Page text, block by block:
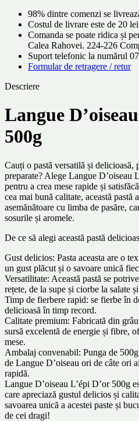
98% dintre comenzi se
Costul de livrare este de 20 lei
Comanda se poate ridica și
Calea Rahovei. 224-226
Suport telefonic la numărul
Formular de retragere / retur
Descriere
Langue
500g
Cauți o pastă versatilă și delicioasă,
preparate? Alege Langue D’oiseau
pentru a crea mese rapide și
cea mai bună calitate, această pastă
asemănătoare cu limba de pasăre,
sosurile și aromele.
De ce să alegi această pastă
Gust delicios: Pasta aceasta are o
un gust plăcut și o savoare unică
Versatilitate: Această pastă se
rețete, de la supe și ciorbe la salate
Timp de fierbere rapid: se fierbe în
delicioasă în timp record.
Calitate premium: Fabricată din
sursă excelentă de energie și fibre,
mese.
Ambalaj convenabil: Punga de
de Langue D’oiseau ori de câte ori
rapidă.
Langue D’oiseau L’épi D’or 500g
care apreciază gustul delicios și
savoarea unică a acestei paste și
de cei dragi!